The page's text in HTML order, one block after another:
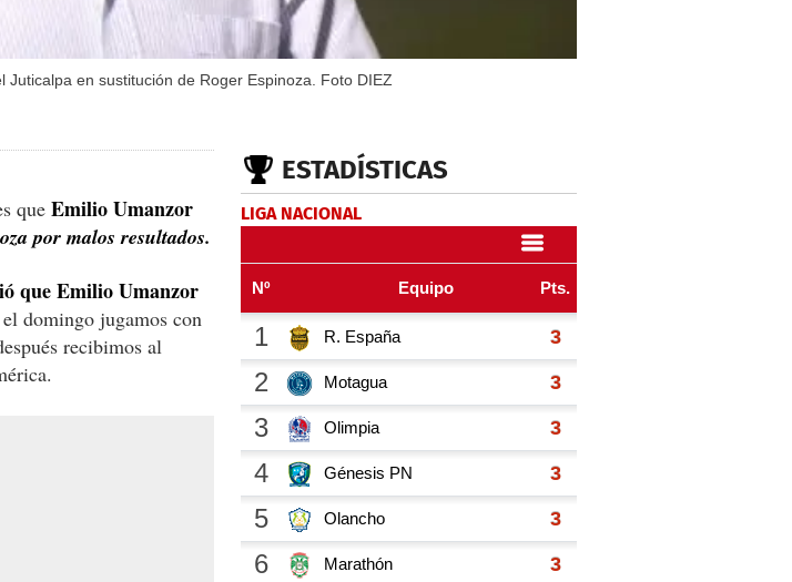
en sustitución de Roger Espinoza. Foto DIEZ
que Emilio Umanzor
por malos resultados.
que Emilio Umanzor
domingo jugamos con
recibimos al
ESTADÍSTICAS
LIGA NACIONAL